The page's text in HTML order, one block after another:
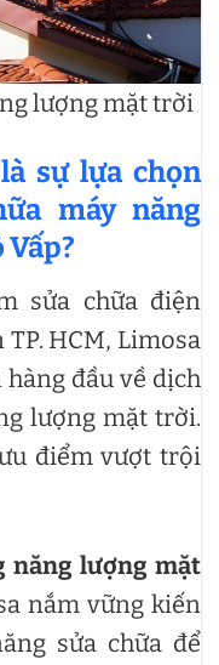
lượng mặt trời
sự lựa chọn
máy năng
sửa chữa điện
HCM, Limosa
đầu về dịch
lượng mặt trời.
điểm vượt trội
năng lượng mặt
nắm vững kiến
sửa chữa để